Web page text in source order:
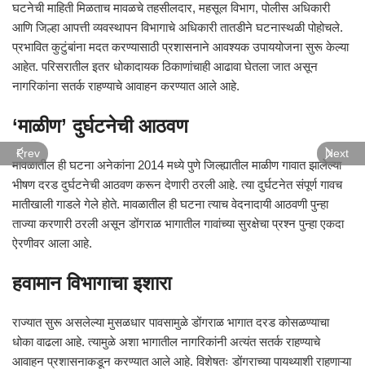
घटनेची माहिती मिळताच मावळचे तहसीलदार, महसूल विभाग, पोलीस अधिकारी
आणि जिल्हा आपत्ती व्यवस्थापन विभागाचे अधिकारी तातडीने घटनास्थळी पोहोचले.
प्रभावित कुटुंबांना मदत करण्यासाठी प्रशासनाने आवश्यक उपाययोजना सुरू केल्या
आहेत. परिसरातील इतर धोकादायक ठिकाणांचाही आढावा घेतला जात असून
नागरिकांना सतर्क राहण्याचे आवाहन करण्यात आले आहे.
‘माळीण’ दुर्घटनेची आठवण
मावळातील ही घटना अनेकांना 2014 मध्ये पुणे जिल्ह्यातील माळीण गावात झालेल्या
भीषण दरड दुर्घटनेची आठवण करून देणारी ठरली आहे. त्या दुर्घटनेत संपूर्ण गावच
मातीखाली गाडले गेले होते. मावळातील ही घटना त्याच वेदनादायी आठवणी पुन्हा
ताज्या करणारी ठरली असून डोंगराळ भागातील गावांच्या सुरक्षेचा प्रश्न पुन्हा एकदा
ऐरणीवर आला आहे.
हवामान विभागाचा इशारा
राज्यात सुरू असलेल्या मुसळधार पावसामुळे डोंगराळ भागात दरड कोसळण्याचा
धोका वाढला आहे. त्यामुळे अशा भागातील नागरिकांनी अत्यंत सतर्क राहण्याचे
आवाहन प्रशासनाकडून करण्यात आले आहे. विशेषतः डोंगराच्या पायथ्याशी राहणाऱ्या
Prev Next